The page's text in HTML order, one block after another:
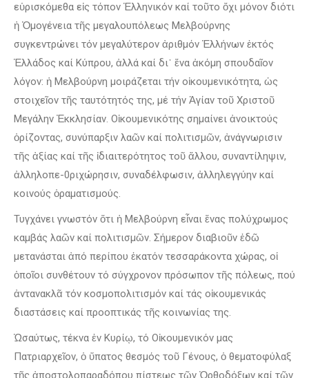
εὑρισκόμεθα εἰς τόπον Ἑλληνικόν καί τοῦτο ὄχι μόνον διότι
ἡ Ὁμογένεια τῆς μεγαλουπόλεως Μελβούρνης
συγκεντρώνει τόν μεγαλύτερον ἀριθμόν Ἑλλήνων ἐκτός
Ἑλλάδος καί Κύπρου, ἀλλά καί δι᾽ ἕνα ἀκόμη σπουδαῖον
λόγον: ἡ Μελβούρνη μοιράζεται τήν οἰκουμενικότητα, ὡς
στοιχεῖον τῆς ταυτότητός της, μέ τήν Ἁγίαν τοῦ Χριστοῦ
Μεγάλην Ἐκκλησίαν. Οἱκουμενικότης σημαίνει ἀνοικτούς
ὁρίζοντας, συνύπαρξιν λαῶν καί πολιτισμῶν, ἀνάγνωρισιν
τῆς ἀξίας καί τῆς ἰδιαιτερότητος τοῦ ἄλλου, συναντίληψιν,
ἀλληλοπε-0ριχώρησιν, συναδέλφωσιν, ἀλληλεγγύην καί
κοινούς ὁραματισμούς.
Τυγχάνει γνωστόν ὅτι ἡ Μελβούρνη εἶναι ἕνας πολύχρωμος
καμβάς λαῶν καί πολιτισμῶν. Σήμερον διαβιοῦν ἐδῶ
μετανάσται ἀπό περίπου ἑκατόν τεσσαράκοντα χώρας, οἱ
ὁποῖοι συνθέτουν τό σύγχρονον πρόσωπον τῆς πόλεως, πού
ἀντανακλᾶ τόν κοσμοπολιτισμόν καί τάς οἰκουμενικάς
διαστάσεις καί προοπτικάς τῆς κοινωνίας της.
Ὡσαύτως, τέκνα ἐν Κυρίῳ, τό Οἰκουμενικόν μας
Πατριαρχεῖον, ὁ ὕπατος θεσμός τοῦ Γένους, ὁ θεματοφύλαξ
τῆς ἀποστολοπαραδόπου πίστεως τῶν Ὀρθοδόξων καί τῶν